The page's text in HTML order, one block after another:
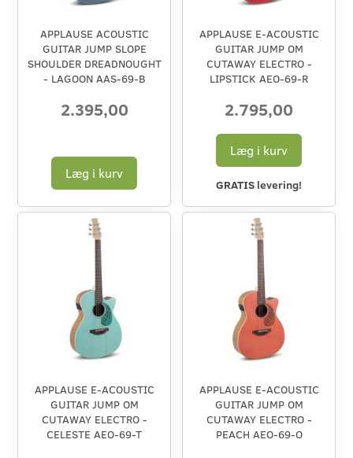
APPLAUSE ACOUSTIC
GUITAR JUMP SLOPE
SHOULDER DREADNOUGHT
- LAGOON AAS-69-B
2.395,00
Læg i kurv
APPLAUSE E-ACOUSTIC
GUITAR JUMP OM
CUTAWAY ELECTRO -
LIPSTICK AEO-69-R
2.795,00
Læg i kurv
GRATIS levering!
APPLAUSE E-ACOUSTIC
GUITAR JUMP OM
CUTAWAY ELECTRO -
CELESTE AEO-69-T
APPLAUSE E-ACOUSTIC
GUITAR JUMP OM
CUTAWAY ELECTRO -
PEACH AEO-69-O